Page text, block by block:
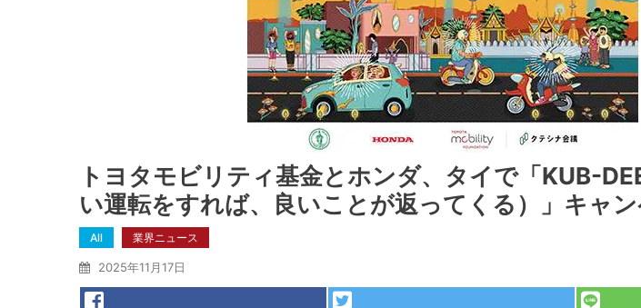
トヨタモビリティ基金とホンダ、タイで「KUB-
い運転をすれば、良いことが返ってくる）」キャ
All 業界ニュース
2025年11月17日